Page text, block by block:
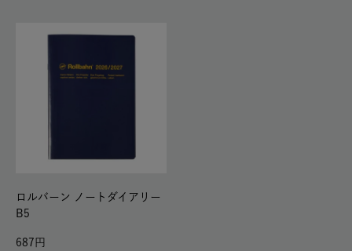
ロルバーン ノートダイアリー
B5
687